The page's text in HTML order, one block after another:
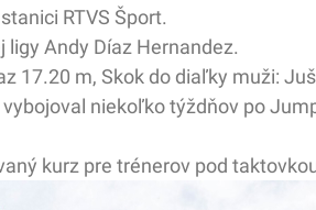
RTVS Šport.
Andy Díaz Hernandez.
17.20 m, Skok do diaľky muži:
niekoľko týždňov po
kurz pre trénerov pod